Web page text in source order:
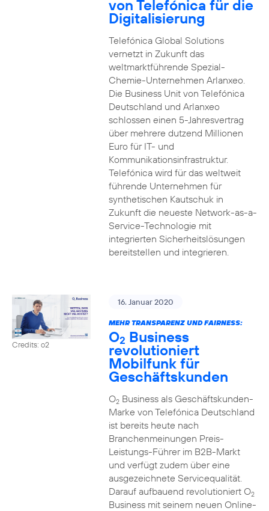
von Telefónica für die
Digitalisierung
Telefónica Global Solutions
vernetzt in Zukunft das
weltmarktführende Spezial-
Chemie-Unternehmen Arlanxeo.
Die Business Unit von Telefónica
Deutschland und Arlanxeo
schlossen einen 5-Jahresvertrag
über mehrere dutzend Millionen
Euro für IT- und
Kommunikationsinfrastruktur.
Telefónica wird für das weltweit
führende Unternehmen für
synthetischen Kautschuk in
Zukunft die neueste Network-as-a-
Service-Technologie mit
integrierten Sicherheitslösungen
bereitstellen und integrieren.
Credits: o2
16. Januar 2020
MEHR TRANSPARENZ UND FAIRNESS:
O2 Business
revolutioniert
Mobilfunk für
Geschäftskunden
O2Business als Geschäftskunden-
Marke von Telefónica Deutschland
ist bereits heute nach
Branchenmeinungen Preis-
Leistungs-Führer im B2B-Markt
und verfügt zudem über eine
ausgezeichnete Servicequalität.
Darauf aufbauend revolutioniert O2
Business mit seinem neuen Online-